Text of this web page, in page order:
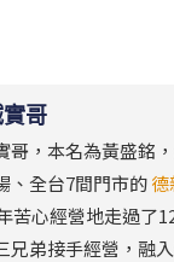
哥
哥，本名為黃盛銘
、全台7間門市的
苦心經營地走過了
兄弟接手經營，融